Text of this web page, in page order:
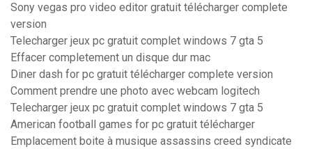
Sony vegas pro video editor gratuit télécharger complete
version
Telecharger jeux pc gratuit complet windows 7 gta 5
Effacer completement un disque dur mac
Diner dash for pc gratuit télécharger complete version
Comment prendre une photo avec webcam logitech
Telecharger jeux pc gratuit complet windows 7 gta 5
American football games for pc gratuit télécharger
Emplacement boite à musique assassins creed syndicate